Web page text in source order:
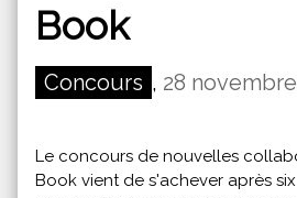
Book
Concours , 28 novembre
Le concours de nouvelles
Book vient de s'achever après